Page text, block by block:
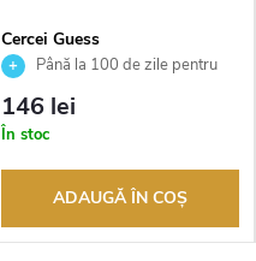
Cercei Guess
JUBE05110JWYGT
Până la 100 de zile pentru
returnarea bunurilor. Vânzător
autorizat
146 lei
În stoc
ADAUGĂ ÎN COŞ